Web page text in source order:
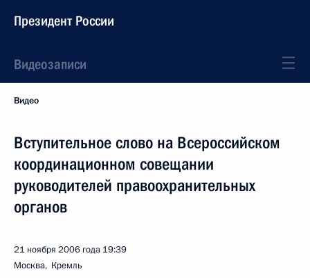
Президент России
Видеозаписи
Видео
Вступительное слово на Всероссийском
координационном совещании
руководителей правоохранительных
органов
21 ноября 2006 года 19:39
Москва, Кремль